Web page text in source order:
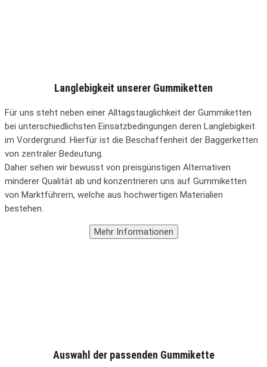
Langlebigkeit unserer Gummiketten
Für uns steht neben einer Alltagstauglichkeit der Gummiketten
bei unterschiedlichsten Einsatzbedingungen deren Langlebigkeit
im Vordergrund. Hierfür ist die Beschaffenheit der Baggerketten
von zentraler Bedeutung.
Daher sehen wir bewusst von preisgünstigen Alternativen
minderer Qualität ab und konzentrieren uns auf Gummiketten
von Marktführern, welche aus hochwertigen Materialien
bestehen.
Auswahl der passenden Gummikette